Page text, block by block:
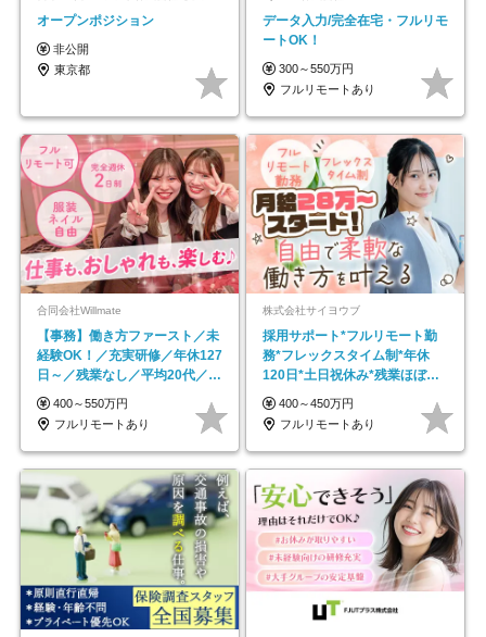
オープンポジション
非公開
東京都
データ入力/完全在宅・フルリモ
ートOK！
300～550万円
フルリモートあり
合同会社Willmate
【事務】働き方ファースト／未
経験OK！／充実研修／年休127
日～／残業なし／平均20代／リ
モートOK
400～550万円
フルリモートあり
株式会社サイヨウブ
採用サポート*フルリモート勤
務*フレックスタイム制*年休
120日*土日祝休み*残業ほぼな
し*育児中社員8割以上
400～450万円
フルリモートあり